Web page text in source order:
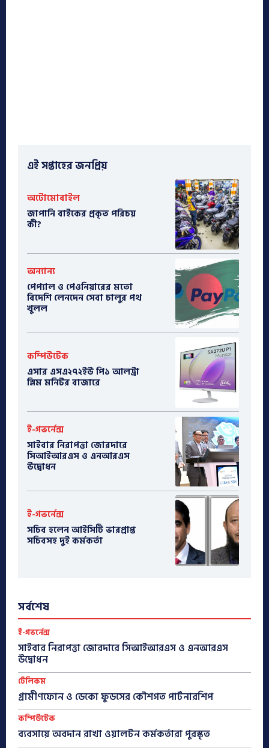
এই সপ্তাহের জনপ্রিয়
অটোমোবাইল
​জাপানি বাইকের প্রকৃত পরিচয়
কী?
অন্যান্য
পেপ্যাল ও পেওনিয়ারের মতো
বিদেশি লেনদেন সেবা চালুর পথ
খুলল
কম্পিউটেক
এসার এসএ২৭২ইউ পি১ আলট্রা
স্লিম মনিটর বাজারে
ই-গভর্নেন্স
সাইবার নিরাপত্তা জোরদারে
সিআইআরএস ও এনআরএস
উদ্বোধন
ই-গভর্নেন্স
সচিব হলেন আইসিটি ভারপ্রাপ্ত
সচিবসহ দুই কর্মকর্তা
সর্বশেষ
ই-গভর্নেন্স
সাইবার নিরাপত্তা জোরদারে সিআইআরএস ও এনআরএস
উদ্বোধন
টেলিকম
গ্রামীণফোন ও ডেকো ফুডসের কৌশগত পার্টনারশিপ
কম্পিউটেক
ব্যবসায়ে অবদান রাখা ওয়ালটন কর্মকর্তারা পুরস্কৃত